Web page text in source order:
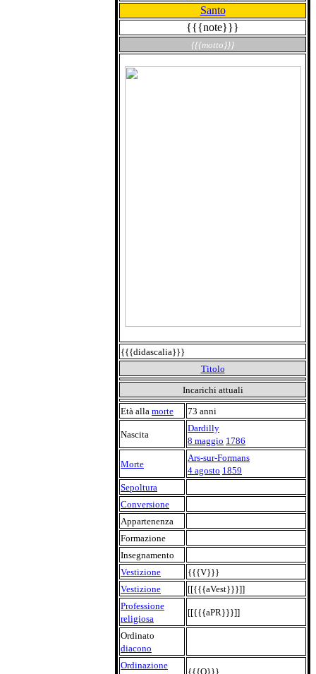
Santo
{{{note}}}
{{{motto}}}
{{{didascalia}}}
Titolo
Incarichi attuali
Età alla morte 73 anni
Nascita
Dardilly
8 maggio 1786
Morte
Ars-sur-Formans
4 agosto 1859
Sepoltura
Conversione
Appartenenza
Formazione
Insegnamento
Vestizione
{{{V}}}
Vestizione
[[{{{aVest}}}]]
Professione
religiosa
[[{{{aPR}}}]]
Ordinato
diacono
Ordinazione
{{{O}}}